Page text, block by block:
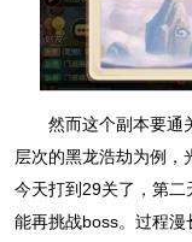
然而这个副本要通
层次的黑龙浩劫为例
今天打到29关了，第
能再挑战boss。过程